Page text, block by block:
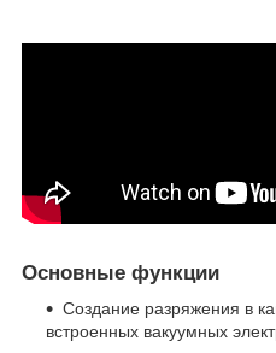
Основные функции
Создание разряжения в
встроенных вакуумных